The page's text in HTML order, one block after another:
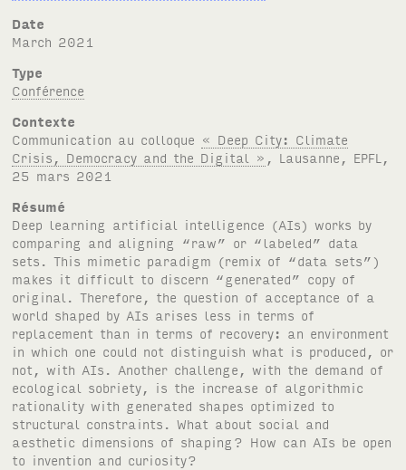
Date
March 2021
Type
Conférence
Contexte
Communication au colloque « Deep City: Climate
Crisis, Democracy and the Digital » , Lausanne, EPFL,
25 mars 2021
Résumé
Deep learning artificial intelligence (AIs) works by
comparing and aligning “raw” or “labeled” data
sets. This mimetic paradigm (remix of “data sets”)
makes it difficult to discern “generated” copy of
original. Therefore, the question of acceptance of a
world shaped by AIs arises less in terms of
replacement than in terms of recovery: an environment
in which one could not distinguish what is produced, or
not, with AIs. Another challenge, with the demand of
ecological sobriety, is the increase of algorithmic
rationality with generated shapes optimized to
structural constraints. What about social and
aesthetic dimensions of shaping? How can AIs be open
to invention and curiosity?